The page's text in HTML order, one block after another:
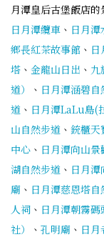
月潭皇后古堡飯店的
日月潭纜車 、 日月
鄉長紅茶故事館 、
塔 、 金龍山日出 、 九
道）
、 日月潭涵碧自
道 、 日月潭LaLu島(
山自然步道 、 銃櫃天
中心 、 日月潭向山
湖自然步道 、 日月
廟 、 日月潭慈恩塔自
人祠 、 日月潭朝霧碼
社）
、 孔明廟 、 日月